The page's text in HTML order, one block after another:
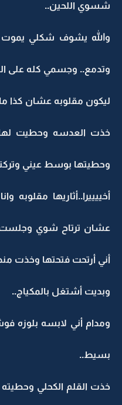
شسوي اللحين..
والله يشوف شكلي يموت
وتدمع.. وجسمي كله على
ليكون مقلوبه عشان كذا
خذت العدسه وحطيت لها
وحطيتها بوسط عيني
أخييييرا..أثاريها مقلوبه
عشان ترتاح شوي
أني أرتحت فتحتها وخذت
وبديت أشتغل بالمكياج..
ومدام أني لابسه بلوزه
بسيط..
خذت القلم الكحلي